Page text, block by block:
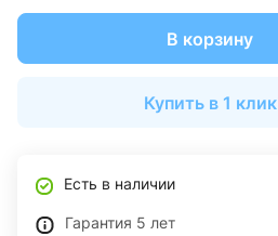
В корзину
Купить в 1 клик
Есть в наличии
Гарантия 5 лет